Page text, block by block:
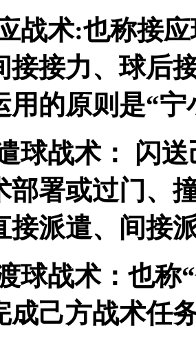
战术:也称接
接接力、球后
用的原则是“
球战术： 闪
部署或过门、
接派遣、间接
球战术：也称
成己方战术任